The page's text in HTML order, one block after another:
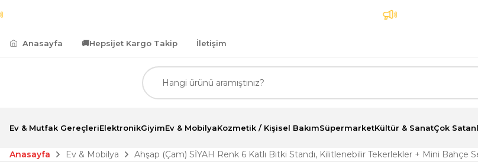
TL ve Üzeri Alımlarda Kredi Kartına Peşin Fiyatına 3 Taksit İmkanı Aynı Gün Teslimat
Anasayfa 🚚Hepsijet Kargo Takip İletişim
Ev & Mutfak GereçleriElektronikGiyimEv & MobilyaKozmetik / Kişisel BakımSüpermarketKültür & SanatÇok
Anasayfa Ev & Mobilya Ahşap (Çam) SİYAH Renk 6 Katlı Bitki Standı, Kilitlenebilir Tekerlekler + Mini